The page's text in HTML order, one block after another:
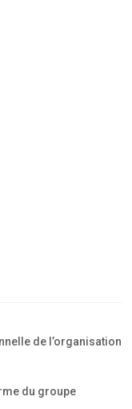
de l’organisation
du groupe